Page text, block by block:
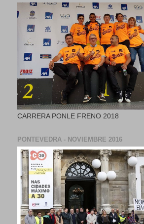
CARRERA PONLE FRENO 2018
PONTEVEDRA - NOVIEMBRE 2016